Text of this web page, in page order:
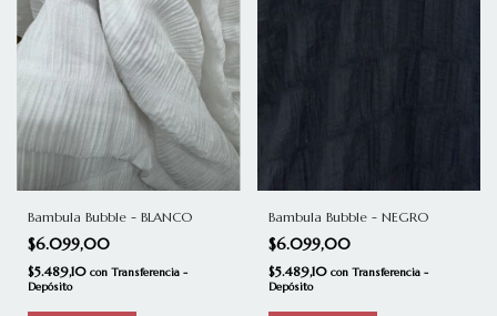
Bambula Bubble - BLANCO
$6.099,00
$5.489,10 con Transferencia -
Depósito
Bambula Bubble - NEGRO
$6.099,00
$5.489,10 con Transferencia -
Depósito